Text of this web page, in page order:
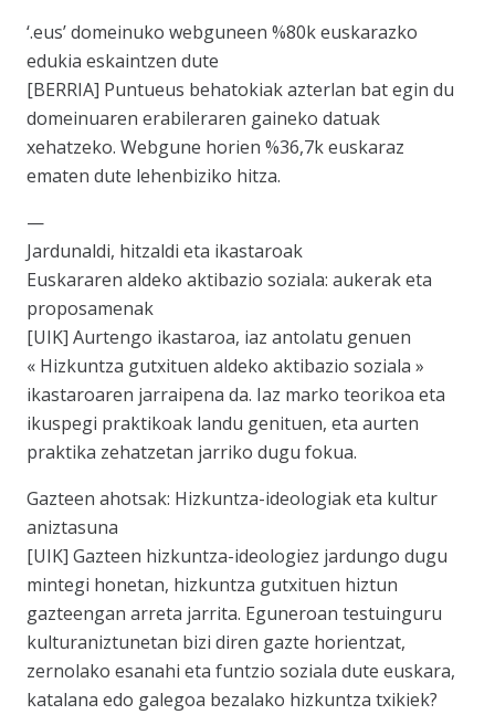
‘.eus’ domeinuko webguneen %80k euskarazko
edukia eskaintzen dute
[BERRIA] Puntueus behatokiak azterlan bat egin du
domeinuaren erabileraren gaineko datuak
xehatzeko. Webgune horien %36,7k euskaraz
ematen dute lehenbiziko hitza.
—
Jardunaldi, hitzaldi eta ikastaroak
Euskararen aldeko aktibazio soziala: aukerak eta
proposamenak
[UIK] Aurtengo ikastaroa, iaz antolatu genuen
« Hizkuntza gutxituen aldeko aktibazio soziala »
ikastaroaren jarraipena da. Iaz marko teorikoa eta
ikuspegi praktikoak landu genituen, eta aurten
praktika zehatzetan jarriko dugu fokua.
Gazteen ahotsak: Hizkuntza-ideologiak eta kultur
aniztasuna
[UIK] Gazteen hizkuntza-ideologiez jardungo dugu
mintegi honetan, hizkuntza gutxituen hiztun
gazteengan arreta jarrita. Eguneroan testuinguru
kulturaniztunetan bizi diren gazte horientzat,
zernolako esanahi eta funtzio soziala dute euskara,
katalana edo galegoa bezalako hizkuntza txikiek?